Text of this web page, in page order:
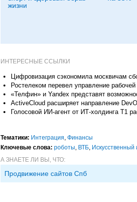
жизни
ИНТЕРЕСНЫЕ ССЫЛКИ
Цифровизация сэкономила москвичам
Ростелеком перевел управление
«Телфин» и Yandex представят
ActiveCloud расширяет направление
Голосовой ИИ-агент от ИТ-холдинга Т1
Тематики: Интеграция, Финансы
Ключевые слова: роботы, ВТБ, Искусственный
А ЗНАЕТЕ ЛИ ВЫ, ЧТО:
Продвижение сайтов Спб